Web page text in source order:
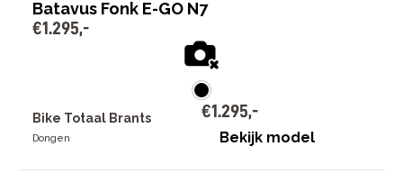
Batavus Fonk E-GO N7
€1 .295,-
Bike Totaal Brants
Dongen
€1 .295,-
Bekijk model